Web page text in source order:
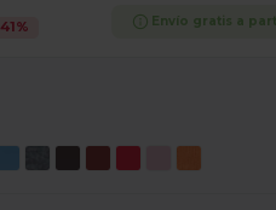
41% Envío gratis a